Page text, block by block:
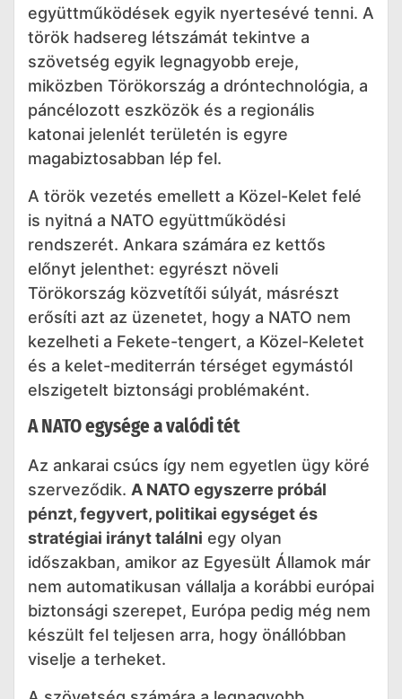
együttműködések egyik nyertesévé tenni. A
török hadsereg létszámát tekintve a
szövetség egyik legnagyobb ereje,
miközben Törökország a dróntechnológia, a
páncélozott eszközök és a regionális
katonai jelenlét területén is egyre
magabiztosabban lép fel.
A török vezetés emellett a Közel-Kelet felé
is nyitná a NATO együttműködési
rendszerét. Ankara számára ez kettős
előnyt jelenthet: egyrészt növeli
Törökország közvetítői súlyát, másrészt
erősíti azt az üzenetet, hogy a NATO nem
kezelheti a Fekete-tengert, a Közel-Keletet
és a kelet-mediterrán térséget egymástól
elszigetelt biztonsági problémaként.
A NATO egysége a valódi tét
Az ankarai csúcs így nem egyetlen ügy köré
szerveződik. A NATO egyszerre próbál
pénzt, fegyvert, politikai egységet és
stratégiai irányt találni egy olyan
időszakban, amikor az Egyesült Államok már
nem automatikusan vállalja a korábbi európai
biztonsági szerepet, Európa pedig még nem
készült fel teljesen arra, hogy önállóbban
viselje a terheket.